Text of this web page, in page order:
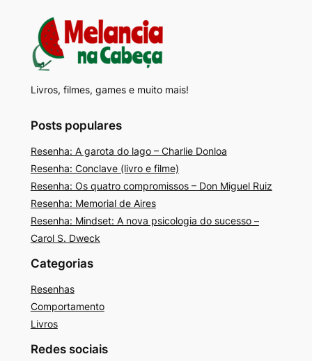
Livros, filmes, games e muito mais!
Posts populares
Resenha: A garota do lago – Charlie Donloa
Resenha: Conclave (livro e filme)
Resenha: Os quatro compromissos – Don Miguel Ruiz
Resenha: Memorial de Aires
Resenha: Mindset: A nova psicologia do sucesso –
Carol S. Dweck
Categorias
Resenhas
Comportamento
Livros
Redes sociais